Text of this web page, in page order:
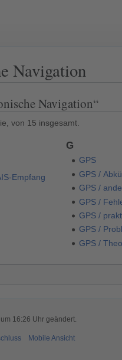
Navigation
Navigation“
von 15 insgesamt.
Empfang
G
GPS
GPS /
GPS /
GPS /
GPS /
GPS /
GPS /
16:26 Uhr geändert.
Mobile Ansicht